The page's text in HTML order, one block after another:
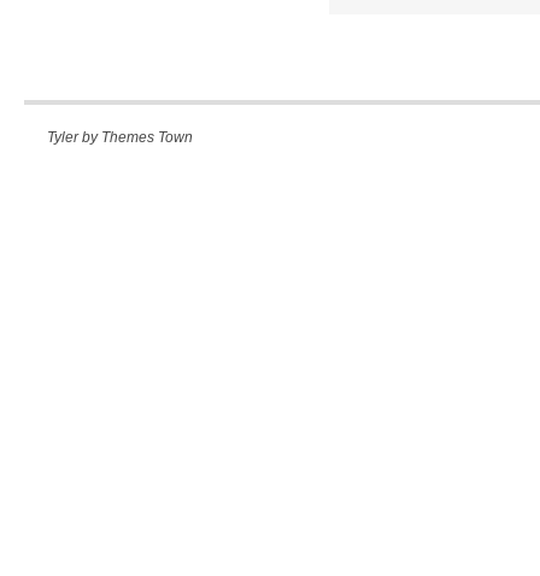
Tyler by Themes Town